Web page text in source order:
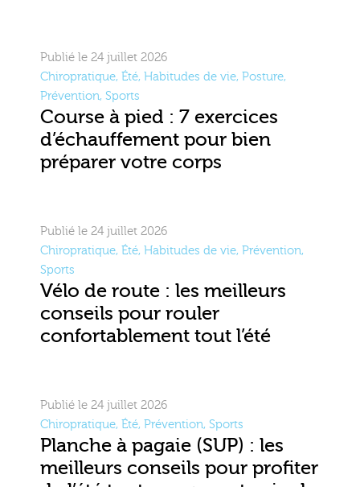
Publié le 24 juillet 2026
Chiropratique, Été, Habitudes de vie, Posture,
Prévention, Sports
Course à pied : 7 exercices
d’échauffement pour bien
préparer votre corps
Publié le 24 juillet 2026
Chiropratique, Été, Habitudes de vie, Prévention,
Sports
Vélo de route : les meilleurs
conseils pour rouler
confortablement tout l’été
Publié le 24 juillet 2026
Chiropratique, Été, Prévention, Sports
Planche à pagaie (SUP) : les
meilleurs conseils pour profiter